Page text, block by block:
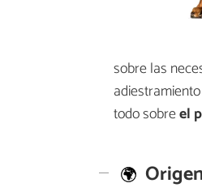
sobre las
todo sobreel